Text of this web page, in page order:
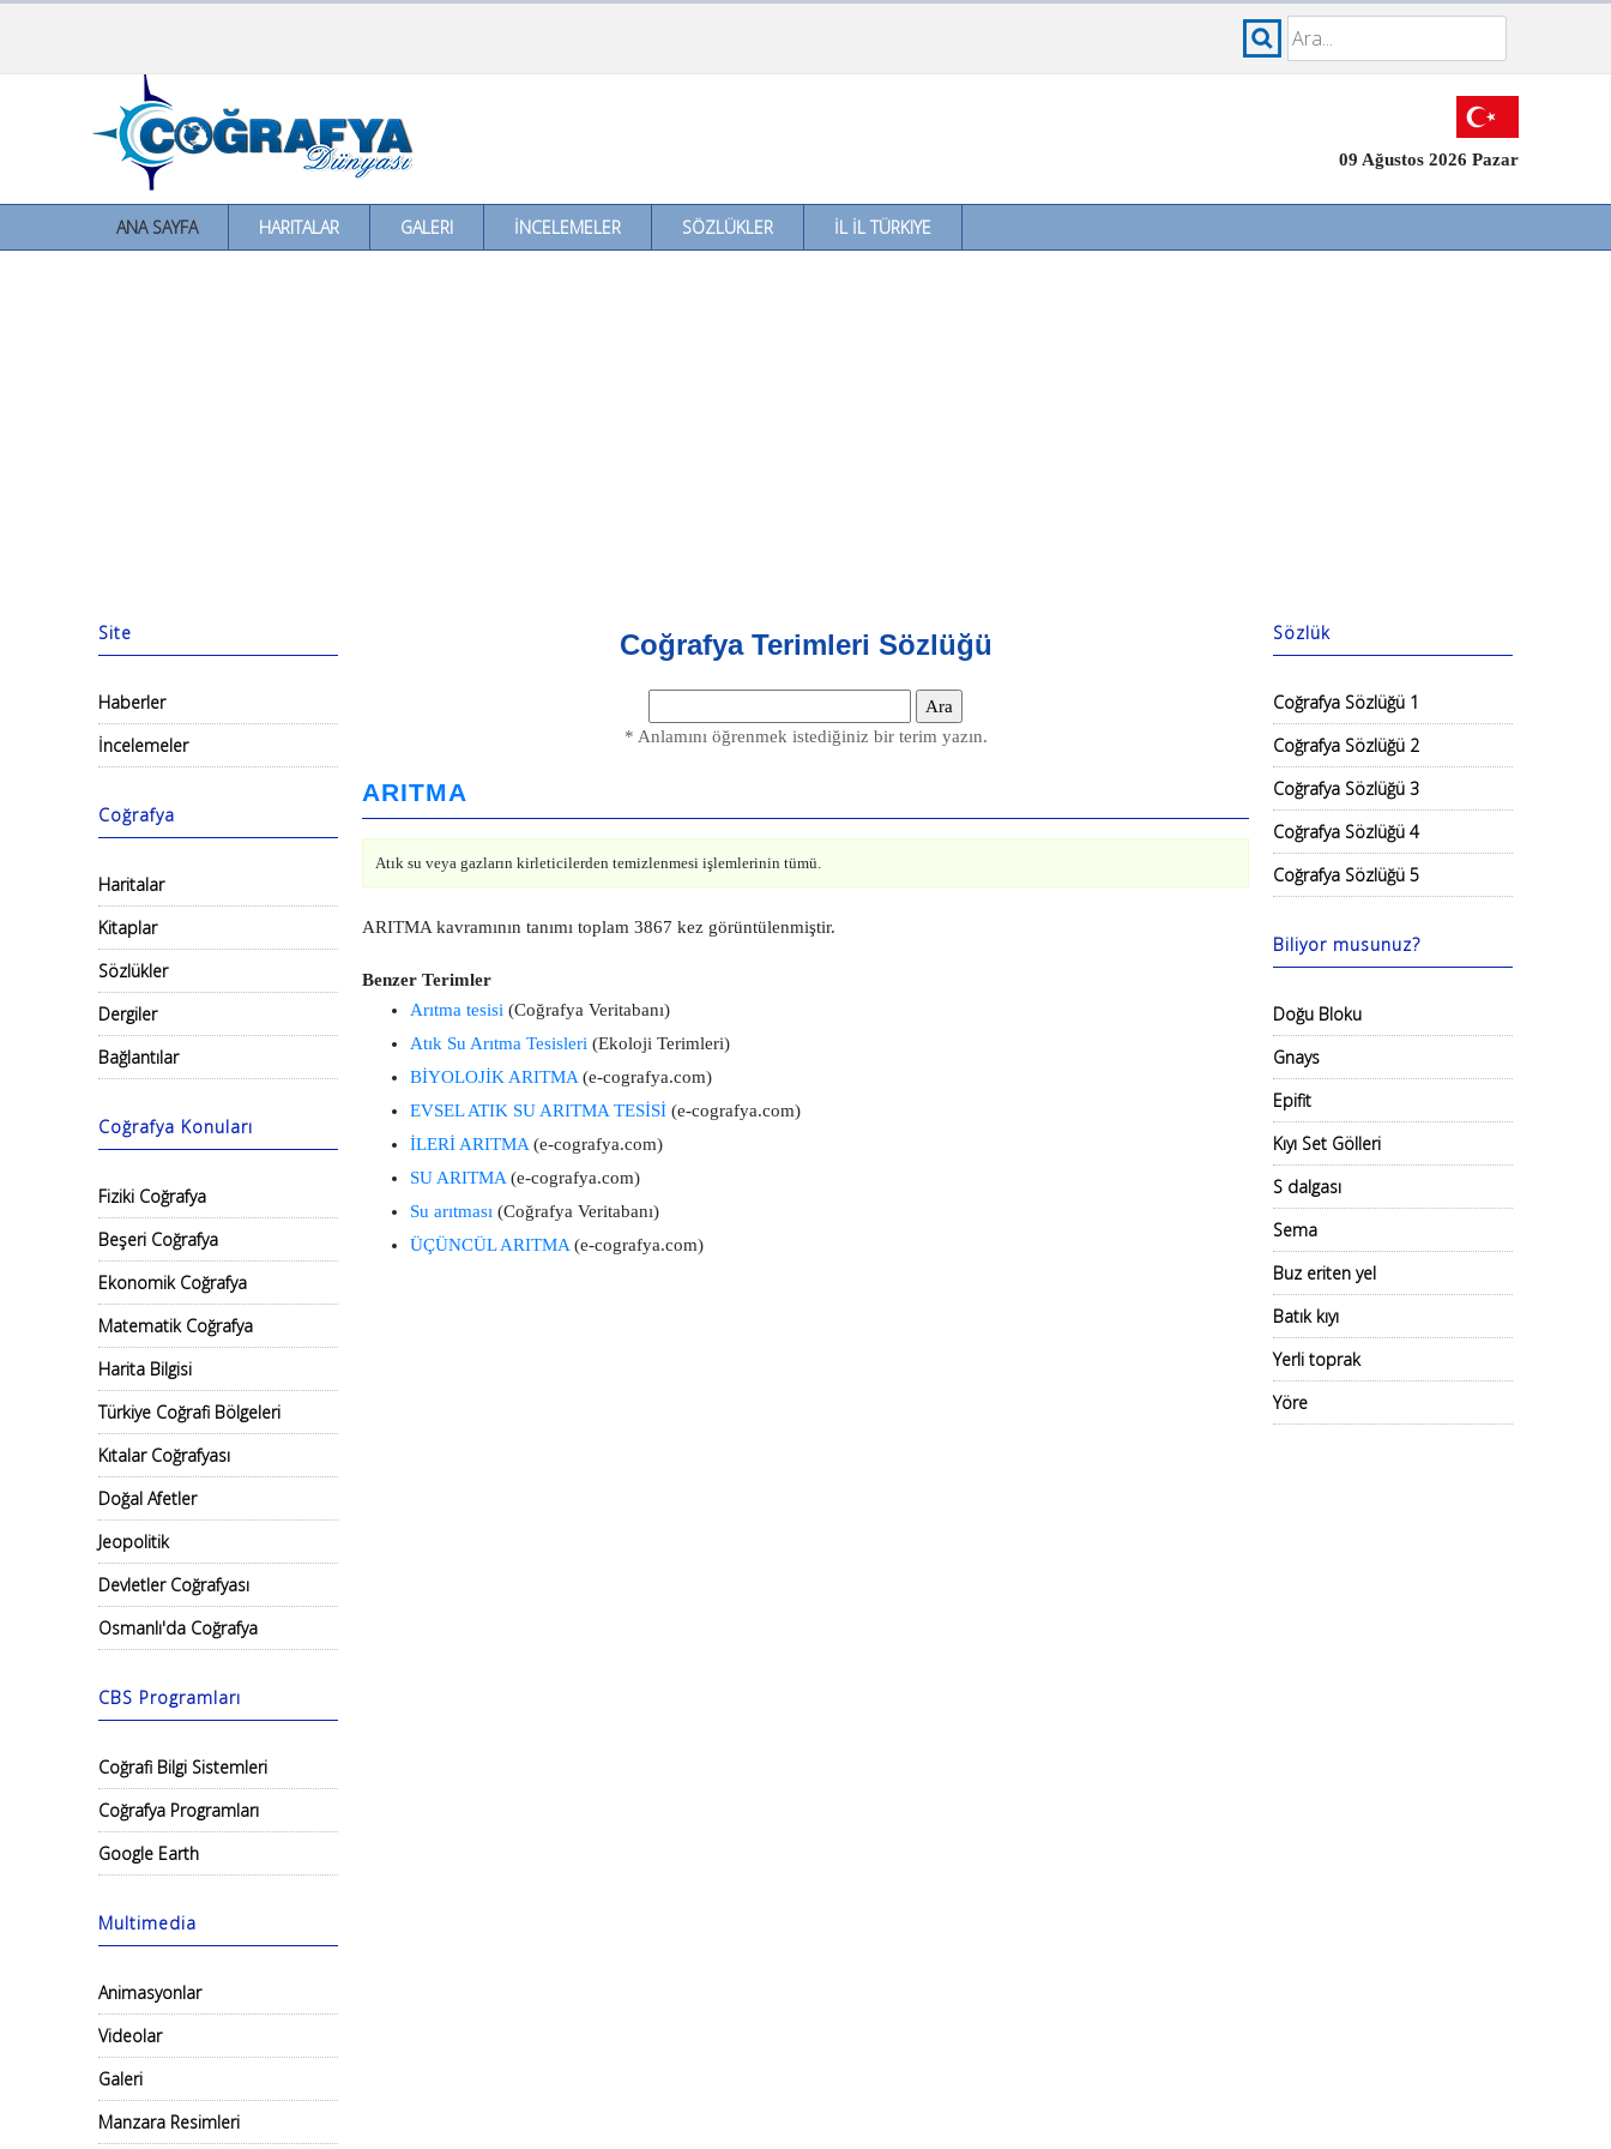
09 Ağustos 2026 Pazar
ANA SAYFA HARITALAR GALERI İNCELEMELER SÖZLÜKLER İL İL TÜRKIYE
Site
Haberler
İncelemeler
Coğrafya
Haritalar
Kitaplar
Sözlükler
Dergiler
Bağlantılar
Coğrafya Konuları
Fiziki Coğrafya
Beşeri Coğrafya
Ekonomik Coğrafya
Matematik Coğrafya
Harita Bilgisi
Türkiye Coğrafi Bölgeleri
Kıtalar Coğrafyası
Doğal Afetler
Jeopolitik
Devletler Coğrafyası
Osmanlı'da Coğrafya
CBS Programları
Coğrafi Bilgi Sistemleri
Coğrafya Programları
Google Earth
Multimedia
Animasyonlar
Videolar
Galeri
Manzara Resimleri
Coğrafya Terimleri Sözlüğü
* Anlamını öğrenmek istediğiniz bir terim yazın.
ARITMA
Atık su veya gazların kirleticilerden temizlenmesi işlemlerinin tümü.
ARITMA kavramının tanımı toplam 3867 kez görüntülenmiştir.
Benzer Terimler
Arıtma tesisi (Coğrafya Veritabanı)
Atık Su Arıtma Tesisleri (Ekoloji Terimleri)
BİYOLOJİK ARITMA (e-cografya.com)
EVSEL ATIK SU ARITMA TESİSİ (e-cografya.com)
İLERİ ARITMA (e-cografya.com)
SU ARITMA (e-cografya.com)
Su arıtması (Coğrafya Veritabanı)
ÜÇÜNCÜL ARITMA (e-cografya.com)
Sözlük
Coğrafya Sözlüğü 1
Coğrafya Sözlüğü 2
Coğrafya Sözlüğü 3
Coğrafya Sözlüğü 4
Coğrafya Sözlüğü 5
Biliyor musunuz?
Doğu Bloku
Gnays
Epifit
Kıyı Set Gölleri
S dalgası
Sema
Buz eriten yel
Batık kıyı
Yerli toprak
Yöre